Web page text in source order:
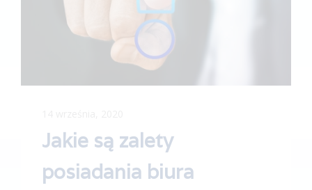
Jakie są zalety
posiadania biura